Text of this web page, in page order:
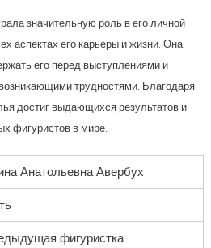
значительную роль в его личной
аспектах его карьеры и жизни. Она
его перед выступлениями и
трудностями. Благодаря
достиг выдающихся результатов и
фигуристов в мире.
Анатольевна Авербух
фигуристка